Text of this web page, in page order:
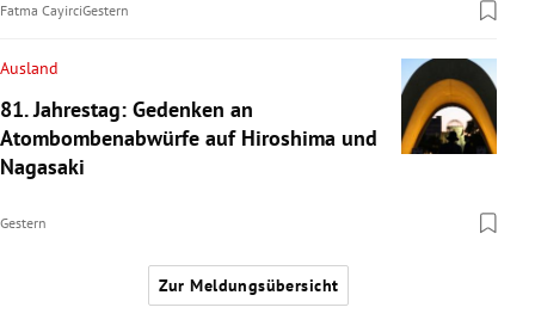
Fatma CayirciGestern
Ausland
81. Jahrestag: Gedenken an
Atombombenabwürfe auf Hiroshima und
Nagasaki
Gestern
Zur Meldungsübersicht